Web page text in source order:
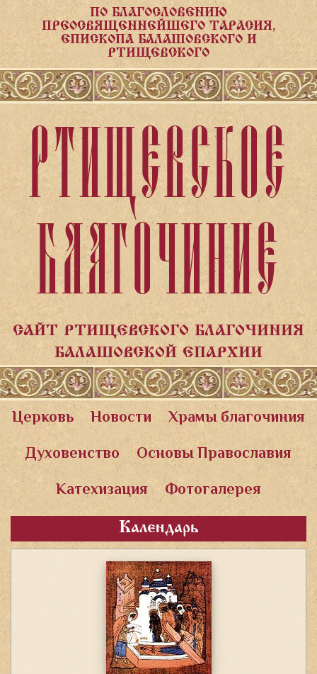
ПО БЛАГОСЛОВЕНИЮ
ПРЕОСВЯЩЕННЕЙШЕГО ТАРАСИЯ,
ЕПИСКОПА БАЛАШОВСКОГО И
РТИЩЕВСКОГО
РТИЩЕВСКОЕ
БЛАГОЧИНИЕ
САЙТ РТИЩЕВСКОГО БЛАГОЧИНИЯ
БАЛАШОВСКОЙ ЕПАРХИИ
Церковь Новости
Храмы благочиния
Духовенство
Основы Православия
Катехизация
Фотогалерея
Календарь